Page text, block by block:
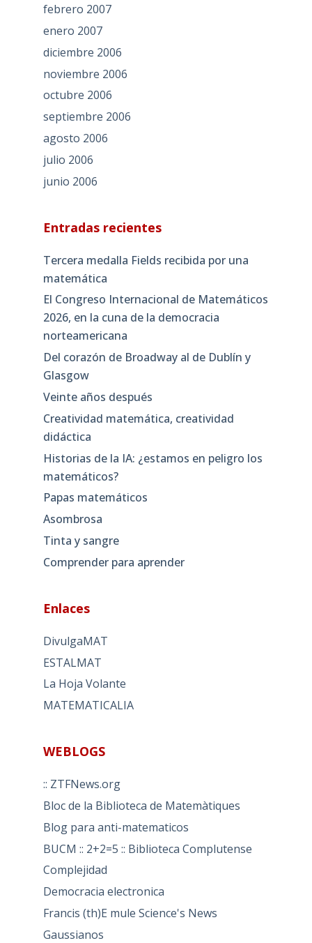
febrero 2007
enero 2007
diciembre 2006
noviembre 2006
octubre 2006
septiembre 2006
agosto 2006
julio 2006
junio 2006
Entradas recientes
Tercera medalla Fields recibida por una
matemática
El Congreso Internacional de Matemáticos
2026, en la cuna de la democracia
norteamericana
Del corazón de Broadway al de Dublín y
Glasgow
Veinte años después
Creatividad matemática, creatividad
didáctica
Historias de la IA: ¿estamos en peligro los
matemáticos?
Papas matemáticos
Asombrosa
Tinta y sangre
Comprender para aprender
Enlaces
DivulgaMAT
ESTALMAT
La Hoja Volante
MATEMATICALIA
WEBLOGS
:: ZTFNews.org
Bloc de la Biblioteca de Matemàtiques
Blog para anti-matematicos
BUCM :: 2+2=5 :: Biblioteca Complutense
Complejidad
Democracia electronica
Francis (th)E mule Science's News
Gaussianos